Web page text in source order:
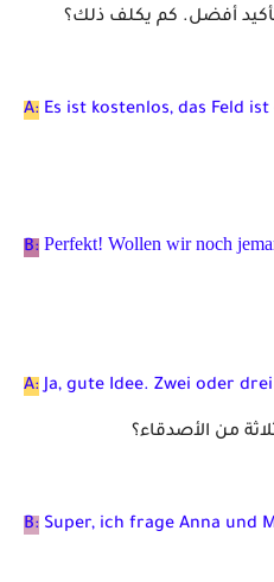
أفضل. كم يكلف ذلك؟
A: Es ist kostenlos, das Feld
B: Perfekt! Wollen wir noch
A:Ja, gute Idee. Zwei oder
من الأصدقاء؟
B: Super, ich frage Anna und